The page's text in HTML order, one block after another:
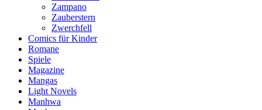
Zampano
Zauberstern
Zwerchfell
Comics für Kinder
Romane
Spiele
Magazine
Mangas
Light Novels
Manhwa